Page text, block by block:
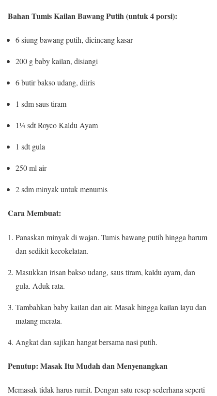
Bahan Tumis Kailan Bawang Putih (untuk 4 porsi):
6 siung bawang putih, dicincang kasar
200 g baby kailan, disiangi
6 butir bakso udang, diiris
1 sdm saus tiram
1¼ sdt Royco Kaldu Ayam
1 sdt gula
250 ml air
2 sdm minyak untuk menumis
Cara Membuat:
Panaskan minyak di wajan. Tumis bawang putih hingga harum
dan sedikit kecokelatan.
Masukkan irisan bakso udang, saus tiram, kaldu ayam, dan
gula. Aduk rata.
Tambahkan baby kailan dan air. Masak hingga kailan layu dan
matang merata.
Angkat dan sajikan hangat bersama nasi putih.
Penutup: Masak Itu Mudah dan Menyenangkan
Memasak tidak harus rumit. Dengan satu resep sederhana seperti